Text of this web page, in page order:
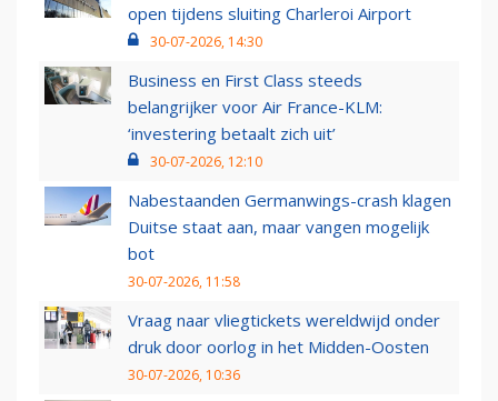
open tijdens sluiting Charleroi Airport
30-07-2026, 14:30
Business en First Class steeds
belangrijker voor Air France-KLM:
‘investering betaalt zich uit’
30-07-2026, 12:10
Nabestaanden Germanwings-crash klagen
Duitse staat aan, maar vangen mogelijk
bot
30-07-2026, 11:58
Vraag naar vliegtickets wereldwijd onder
druk door oorlog in het Midden-Oosten
30-07-2026, 10:36